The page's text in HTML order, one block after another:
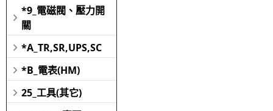
*9_電磁閥、壓力開
關
*A_TR,SR,UPS,SC
*B_電表(HM)
25_工具(其它)